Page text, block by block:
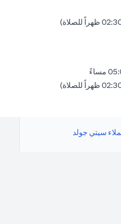
سيتي جولد